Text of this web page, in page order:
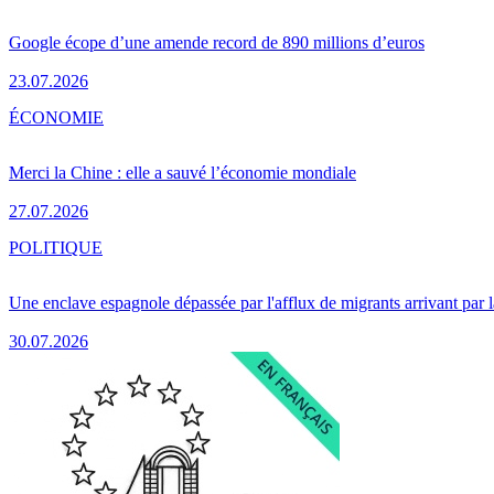
Google écope d’une amende record de 890 millions d’euros
23.07.2026
Merci la Chine : elle a sauvé l’économie mondiale
27.07.2026
ÉCONOMIE
Une enclave espagnole dépassée par l'afflux de migrants arrivant par
30.07.2026
POLITIQUE